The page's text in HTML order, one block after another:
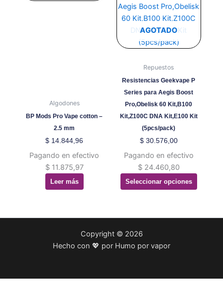
Algodones
BP Mods Pro Vape cotton –
2.5 mm
$ 14.844,96
Pagando en efectivo
$11.875,97
Leer más
AGOTADO
Repuestos
Resistencias Geekvape P
Series para Aegis Boost
Pro,Obelisk 60 Kit,B100
Kit,Z100C DNA Kit,E100 Kit
(5pcs/pack)
$30.576,00
Pagando en efectivo
$24.460,80
Seleccionar opciones
tiene
múltiples
variantes.
Las
se
pueden
elegir
en
la
página
de
Copyright © 2026
Hecho con 💖 por Humo por vapor